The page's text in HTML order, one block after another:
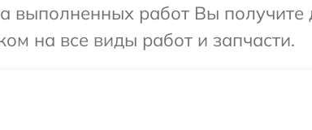
выполненных работ Вы получите
на все виды работ и запчасти.